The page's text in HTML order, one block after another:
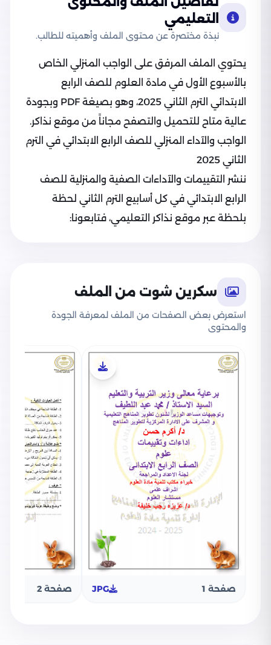
التعليمي
نبذة مختصرة عن محتوى الملف وأهميته للطالب.
يحتوي الملف المرفق على الواجب المنزلي الخاص
بالأسبوع الأول في مادة العلوم للصف الرابع
الابتدائي الترم الثاني 2025، وهو بصيغة PDF وبجودة
عالية متاح للتحميل والتصفح مجاناً من موقع نذاكر.
الواجب والآداء المنزلي للصف الرابع الابتدائي في الترم
الثاني 2025
ننشر التقييمات والآداءات الصفية والمنزلية للصف
الرابع الابتدائي في كل أسابيع الترم الثاني لحظة
بلحظة عبر موقع نذاكر التعليمي، فتابعونا:
سكرين شوت من الملف
استعرض بعض الصفحات من الملف لمعرفة الجودة
والمحتوى
صفحة 1 JPG صفحة 2